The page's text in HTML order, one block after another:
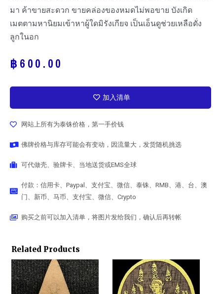
มา ค้าขายสะดวก ขายคล่องของหมดไม่พอขาย บังเกิด
เมตตามหานิยมเข้าหาผู้ใดมิรังเกียจ เป็นเอ็นดูช่วยเหลือดั่ง
ลูกในอก
฿ 600.00
加入清单
网站上所有为泰铢价格，第一手价钱
佛牌价格与库存可能会有变动，因流量大，发货随机挑选
可代做壳、验牌卡、当地送货或EMS全球
付款：信用卡、Paypal、支付宝、微信、泰铢、RMB、港、台、澳
门、新币、马币、支付宝、微信、Crypto
购买之前可以加入清单，将图片发给我们，确认后再转帐
Related Products